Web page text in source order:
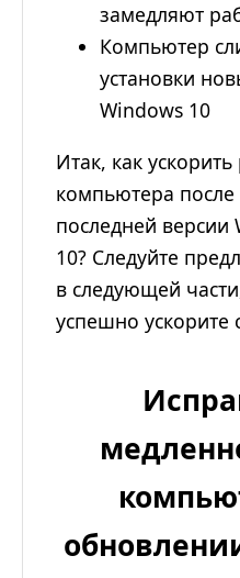
замедляют
Компьютер
установки
Windows 10
Итак, как
компьютера
последней версии
10? Следуйте
в следующей
успешно ускорите